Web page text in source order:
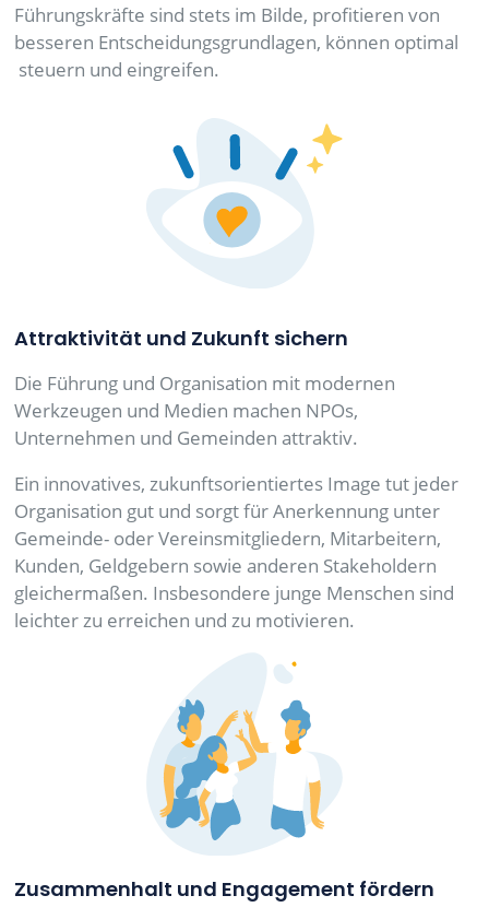
Führungskräfte sind stets im Bilde, profitieren von
besseren Entscheidungsgrundlagen, können optimal
steuern und eingreifen.
Attraktivität und Zukunft sichern
Die Führung und Organisation mit modernen
Werkzeugen und Medien machen NPOs,
Unternehmen und Gemeinden attraktiv.
Ein innovatives, zukunftsorientiertes Image tut jeder
Organisation gut und sorgt für Anerkennung unter
Gemeinde- oder Vereinsmitgliedern, Mitarbeitern,
Kunden, Geldgebern sowie anderen Stakeholdern
gleichermaßen. Insbesondere junge Menschen sind
leichter zu erreichen und zu motivieren.
Zusammenhalt und Engagement fördern